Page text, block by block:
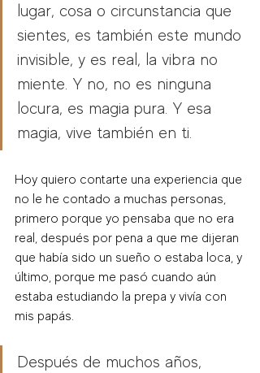
lugar, cosa o circunstancia que
sientes, es también este mundo
invisible, y es real, la vibra no
miente. Y no, no es ninguna
locura, es magia pura. Y esa
magia, vive también en ti.
Hoy quiero contarte una experiencia que
no le he contado a muchas personas,
primero porque yo pensaba que no era
real, después por pena a que me dijeran
que había sido un sueño o estaba loca, y
último, porque me pasó cuando aún
estaba estudiando la prepa y vivía con
mis papás.
Después de muchos años,